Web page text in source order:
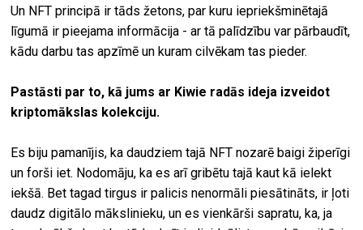
Un NFT principā ir tāds žetons, par kuru iepriekšminētajā
līgumā ir pieejama informācija - ar tā palīdzību var pārbaudīt,
kādu darbu tas apzīmē un kuram cilvēkam tas pieder.
Pastāsti par to, kā jums ar Kiwie radās ideja izveidot
kriptomākslas kolekciju.
Es biju pamanījis, ka daudziem tajā NFT nozarē baigi žiperīgi
un forši iet. Nodomāju, ka es arī gribētu tajā kaut kā ielekt
iekšā. Bet tagad tirgus ir palicis nenormāli piesātināts, ir ļoti
daudz digitālo mākslinieku, un es vienkārši sapratu, ka, ja